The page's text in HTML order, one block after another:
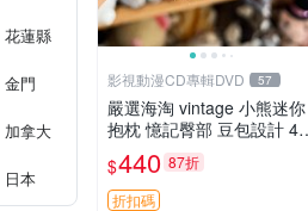
花蓮縣
金門
加拿大
日本
影視動漫CD專輯DVD 57
嚴選海淘 vintage 小熊迷你
抱枕 憶記臀部 豆包設計 4c
m 高 推薦收藏 迷你豆包小
熊、高臀部、豆袋抱枕
$440 87折
折扣碼